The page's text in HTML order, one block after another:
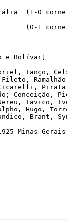
(1-0
e Bolívar]
Tanço,
Pirata,
Conceição,
Tavico,
Hugo,
Brant,
Minas